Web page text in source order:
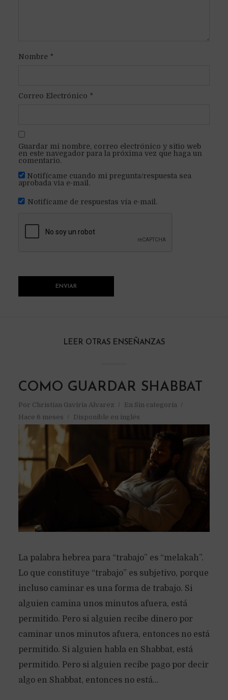
Nombre*
Correo Electrónico *
Guardar mi nombre, correo electrónico y sitio web
en este navegador para la próxima vez que haga un
comentario.
Notifícame cuando mi pregunta/respuesta sea
aprobada via e-mail.
Notifícame de respuestas vía e-mail.
LEER OTRAS ENSEÑANZAS
COMO GUARDAR SHABBAT
Por Christian Gaviria Alvarez En Sin categoría
Hace 6 meses
Disponible en inglés
La palabra hebrea para “trabajo” es “melakah”.
Lo que constituye “trabajo” es subjetivo, porque
incluso caminar es una forma de trabajo. Si
alguien camina unos minutos afuera, está
permitido. Pero si alguien recibe dinero por
caminar unos minutos afuera, entonces no está
permitido. Si alguien habla en Shabbat, está
permitido. Pero si alguien recibe pago por decir
algo en Shabbat, entonces no está...